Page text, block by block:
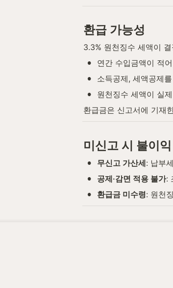
환급 가능성
3.3% 원천징수 세액이
• 연간 수입금액이 적
• 소득공제, 세액공제
•
원천징수 세액이 실
환급금은 신고서에 기재
미신고 시 불이익
• 무신고 가산세: 납부
• 공제·감면 적용 불가:
• 환급금 미수령: 원천